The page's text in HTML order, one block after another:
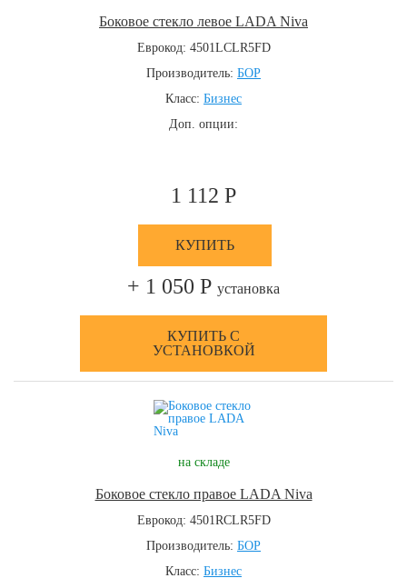
Боковое стекло левое LADA Niva
Еврокод: 4501LCLR5FD
Производитель: БОР
Класс: Бизнес
Доп. опции:
1 112 Р
КУПИТЬ
+ 1 050 Р установка
КУПИТЬ С
УСТАНОВКОЙ
на складе
Боковое стекло правое LADA Niva
Еврокод: 4501RCLR5FD
Производитель: БОР
Класс: Бизнес